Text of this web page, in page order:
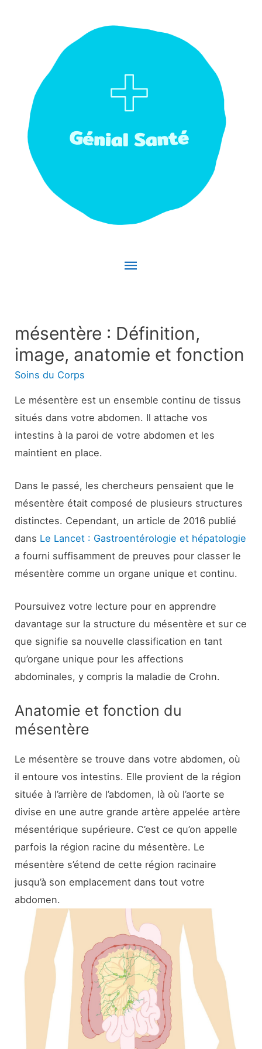
Menu
mésentère : Définition,
image, anatomie et fonction
Soins du Corps
Le mésentère est un ensemble continu de tissus
situés dans votre abdomen. Il attache vos
intestins à la paroi de votre abdomen et les
maintient en place.
Dans le passé, les chercheurs pensaient que le
mésentère était composé de plusieurs structures
distinctes. Cependant, un article de 2016 publié
dans Le Lancet : Gastroentérologie et hépatologie
a fourni suffisamment de preuves pour classer le
mésentère comme un organe unique et continu.
Poursuivez votre lecture pour en apprendre
davantage sur la structure du mésentère et sur ce
que signifie sa nouvelle classification en tant
qu’organe unique pour les affections
abdominales, y compris la maladie de Crohn.
Anatomie et fonction du
mésentère
Le mésentère se trouve dans votre abdomen, où
il entoure vos intestins. Elle provient de la région
située à l’arrière de l’abdomen, là où l’aorte se
divise en une autre grande artère appelée artère
mésentérique supérieure. C’est ce qu’on appelle
parfois la région racine du mésentère. Le
mésentère s’étend de cette région racinaire
jusqu’à son emplacement dans tout votre
abdomen.